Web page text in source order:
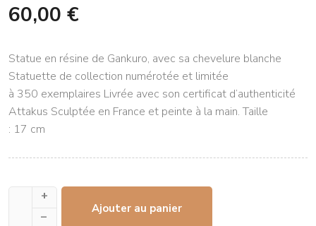
60,00 €
Statue en résine de Gankuro, avec sa chevelure blanche
Statuette de collection numérotée et limitée
à 350 exemplaires Livrée avec son certificat d’authenticité
Attakus Sculptée en France et peinte à la main. Taille
: 17 cm
+
–
Ajouter au panier